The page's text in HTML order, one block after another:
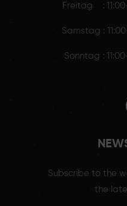
Freitag :
Samstag :
Sonntag :
Subscribe to the
the